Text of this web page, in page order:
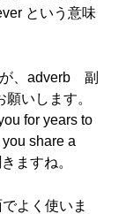
という意味
、adverb 副
いします。
for years to
share a
ますね。
よく使いま